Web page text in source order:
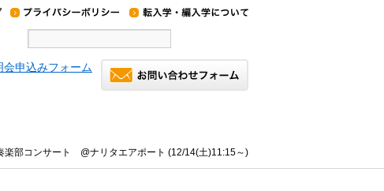
楽部コンサート @ナリタエアポート (12/14(土)11:15～)